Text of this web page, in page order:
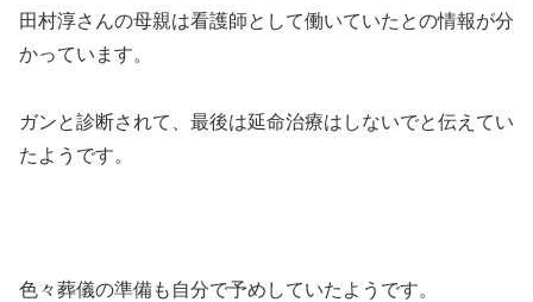
田村淳さんの母親は看護師として働いていたとの情報が分
かっています。
ガンと診断されて、最後は延命治療はしないでと伝えてい
たようです。
色々葬儀の準備も自分で予めしていたようです。